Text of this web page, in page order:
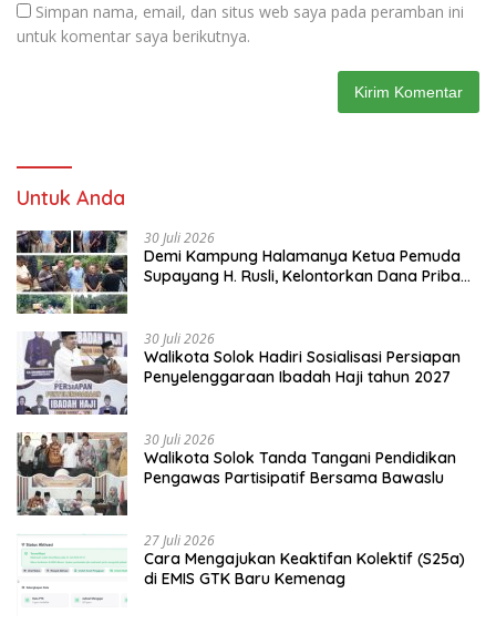
Simpan nama, email, dan situs web saya pada peramban ini
untuk komentar saya berikutnya.
Untuk Anda
30 Juli 2026
Demi Kampung Halamanya Ketua Pemuda
Supayang H. Rusli, Kelontorkan Dana Pribadi
30 Juli 2026
Walikota Solok Hadiri Sosialisasi Persiapan
Penyelenggaraan Ibadah Haji tahun 2027
30 Juli 2026
Walikota Solok Tanda Tangani Pendidikan
Pengawas Partisipatif Bersama Bawaslu
27 Juli 2026
Cara Mengajukan Keaktifan Kolektif (S25a)
di EMIS GTK Baru Kemenag